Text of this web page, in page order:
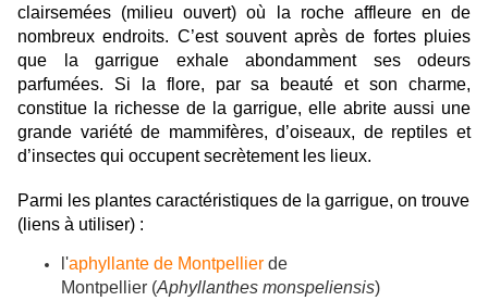
clairsemées (milieu ouvert) où la roche affleure en de
nombreux endroits. C’est souvent après de fortes pluies
que la garrigue exhale abondamment ses odeurs
parfumées. Si la flore, par sa beauté et son charme,
constitue la richesse de la garrigue, elle abrite aussi une
grande variété de mammifères, d’oiseaux, de reptiles et
d’insectes qui occupent secrètement les lieux.
Parmi les plantes caractéristiques de la garrigue, on trouve
(liens à utiliser) :
l'aphyllante de Montpellier de
Montpellier (Aphyllanthes monspeliensis)